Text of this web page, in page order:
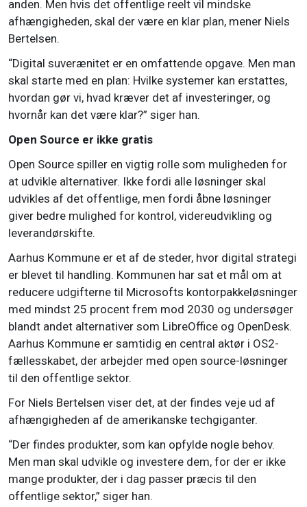
anden. Men hvis det offentlige reelt vil mindske
afhængigheden, skal der være en klar plan, mener Niels
Bertelsen.
“Digital suverænitet er en omfattende opgave. Men man
skal starte med en plan: Hvilke systemer kan erstattes,
hvordan gør vi, hvad kræver det af investeringer, og
hvornår kan det være klar?” siger han.
Open Source er ikke gratis
Open Source spiller en vigtig rolle som muligheden for
at udvikle alternativer. Ikke fordi alle løsninger skal
udvikles af det offentlige, men fordi åbne løsninger
giver bedre mulighed for kontrol, videreudvikling og
leverandørskifte.
Aarhus Kommune er et af de steder, hvor digital strategi
er blevet til handling. Kommunen har sat et mål om at
reducere udgifterne til Microsofts kontorpakkeløsninger
med mindst 25 procent frem mod 2030 og undersøger
blandt andet alternativer som LibreOffice og OpenDesk.
Aarhus Kommune er samtidig en central aktør i OS2-
fællesskabet, der arbejder med open source-løsninger
til den offentlige sektor.
For Niels Bertelsen viser det, at der findes veje ud af
afhængigheden af de amerikanske techgiganter.
“Der findes produkter, som kan opfylde nogle behov.
Men man skal udvikle og investere dem, for der er ikke
mange produkter, der i dag passer præcis til den
offentlige sektor,” siger han.